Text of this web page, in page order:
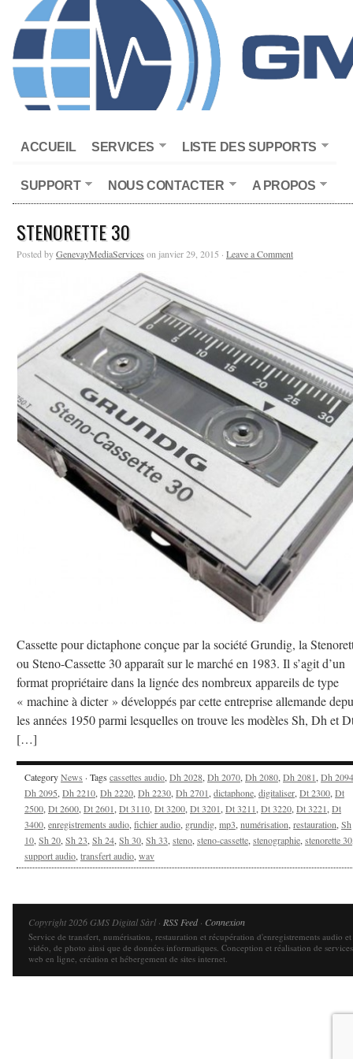
ACCUEIL SERVICES LISTE DES SUPPORTS
SUPPORT NOUS CONTACTER A PROPOS
STENORETTE 30
Posted byGenevayMediaServices on janvier 29, 2015 · Leave a Comment
Cassette pour dictaphone conçue par la société Grundig, la
ou Steno-Cassette 30 apparaît sur le marché en 1983. Il s’agit d’un
format propriétaire dans la lignée des nombreux appareils de type
« machine à dicter » développés par cette entreprise allemande
les années 1950 parmi lesquelles on trouve les modèles Sh, Dh et
[…]
CategoryNews · Tags cassettes audio, Dh 2028, Dh 2070, Dh 2080, Dh 2081, Dh 2094
Dh 2095, Dh 2210, Dh 2220, Dh 2230, Dh 2701, dictaphone, digitaliser, Dt 2300, Dt
2500, Dt 2600, Dt 2601, Dt 3110, Dt 3200, Dt 3201, Dt 3211, Dt 3220, Dt 3221, Dt
3400, enregistrements audio, fichier audio, grundig, mp3, numérisation, restauration, Sh
10, Sh 20, Sh 23, Sh 24, Sh 30, Sh 33, steno, steno-cassette, stenographie, stenorette 30
support audio, transfert audio, wav
Copyright 2026 GMS Digital Sàrl · RSS Feed· Connexion
Service de transfert, numérisation, restauration et récupération d'enregistrements audio et
vidéo, de photo ainsi que de données informatiques. Conception et réalisation de services
web en ligne, création et hébergement de sites internet.